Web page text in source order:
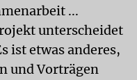
...
unterscheidet
ist etwas anderes,
und Vorträgen